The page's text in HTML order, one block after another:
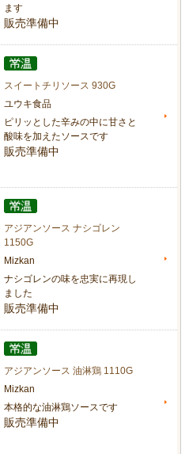
ます
販売準備中
スイートチリソース 930G
ユウキ食品
ピリッとした辛みの中に甘さと
酸味を加えたソースです
販売準備中
アジアンソース ナシゴレン
1150G
Mizkan
ナシゴレンの味を忠実に再現し
ました
販売準備中
アジアンソース 油淋鶏 1110G
Mizkan
本格的な油淋鶏ソースです
販売準備中